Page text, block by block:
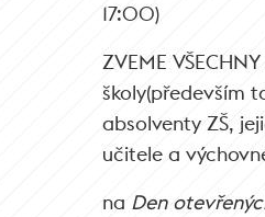
17:00)
ZVEME
školy(především
absolventy ZŠ,
učitele a
na Den